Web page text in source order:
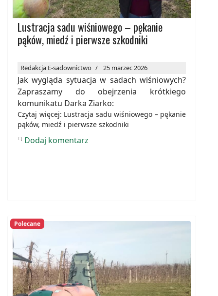
Lustracja sadu wiśniowego – pękanie
pąków, miedź i pierwsze szkodniki
Redakcja E-sadownictwo 25 marzec 2026
Jak wygląda sytuacja w sadach wiśniowych?
Zapraszamy do obejrzenia krótkiego
komunikatu Darka Ziarko:
Czytaj więcej: Lustracja sadu wiśniowego – pękanie
pąków, miedź i pierwsze szkodniki
Dodaj komentarz
Polecane